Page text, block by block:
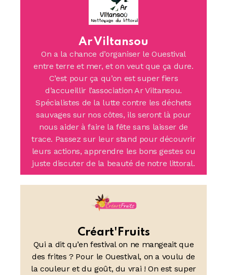
Ar Viltansou
On a la chance d’organiser le Ouestival
entre terre et mer, et on veut que ça dure.
C’est pour ça qu’on est super fiers
d’accueillir l’association Ar Viltansou.
Spécialistes de la lutte contre les déchets
sauvages sur nos côtes, ils seront là pour
nous aider à faire la fête sans laisser de
trace. Passez sur leur stand pour découvrir
leurs actions, apprendre les bons gestes ou
juste discuter de la beauté de notre littoral.
Créart'Fruits
Qui a dit qu’en festival on ne mangeait que
des frites ? Pour le Ouestival, on a voulu de
la couleur et du goût, du vrai ! On est super